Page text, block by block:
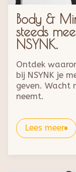
Body &
steeds
NSYNK.
Ontdek
bij NSYNK je
geven. Wacht
neemt.
Lees meer